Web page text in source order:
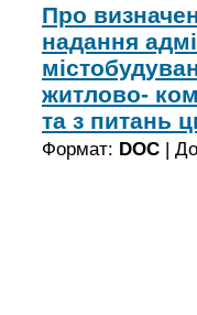
Про
надання
житлово-
та з питань
Формат: DOC |